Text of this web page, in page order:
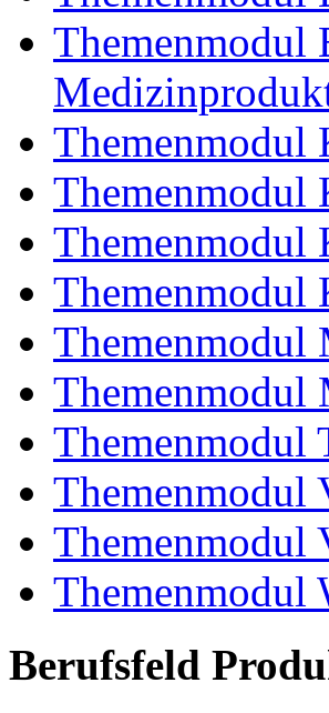
Themenmodul
Themenmodul
Themenmodul
Themenmodul
Themenmodul
Themenmodul
Themenmodul
Themenmodul
Themenmodul
Themenmodul
Berufsfeld